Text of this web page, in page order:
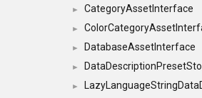
► CategoryAssetInterface
►
► DatabaseAssetInterface
►
►